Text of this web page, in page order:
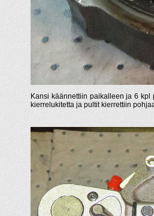
Kansi käännettiin paikalleen ja 6
kierrelukitetta ja pultit kierrettiin